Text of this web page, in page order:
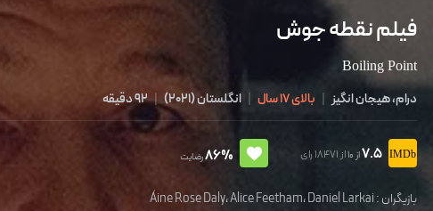
فیلم نقطه جوش
Boiling Point
درام، هیجان انگیز | بالای 17 سال | انگلستان(
2021
)
| 92 دقیقه
7.5از 10 از 18471 رای 86%رضایت
بازیگران : Áine Rose Daly،Alice Feetham،Daniel Larkai